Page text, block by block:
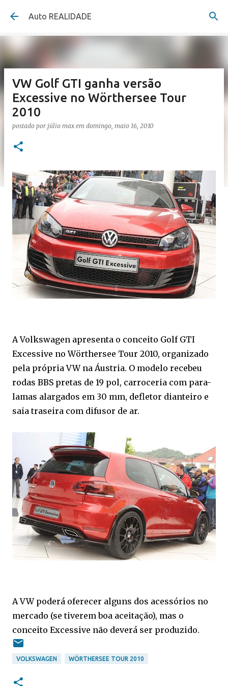
Pular para o conteúdo principal
Auto REALIDADE
VW Golf GTI ganha versão
Excessive no Wörthersee Tour
2010
postado por júlio max em domingo, maio 16, 2010
A Volkswagen apresenta o conceito Golf GTI
Excessive no Wörthersee Tour 2010, organizado
pela própria VW na Áustria. O modelo recebeu
rodas BBS pretas de 19 pol, carroceria com para-
lamas alargados em 30 mm, defletor dianteiro e
saia traseira com difusor de ar.
A VW poderá oferecer alguns dos acessórios no
mercado (se tiverem boa aceitação), mas o
conceito Excessive não deverá ser produzido.
VOLKSWAGEN WÖRTHERSEE TOUR 2010